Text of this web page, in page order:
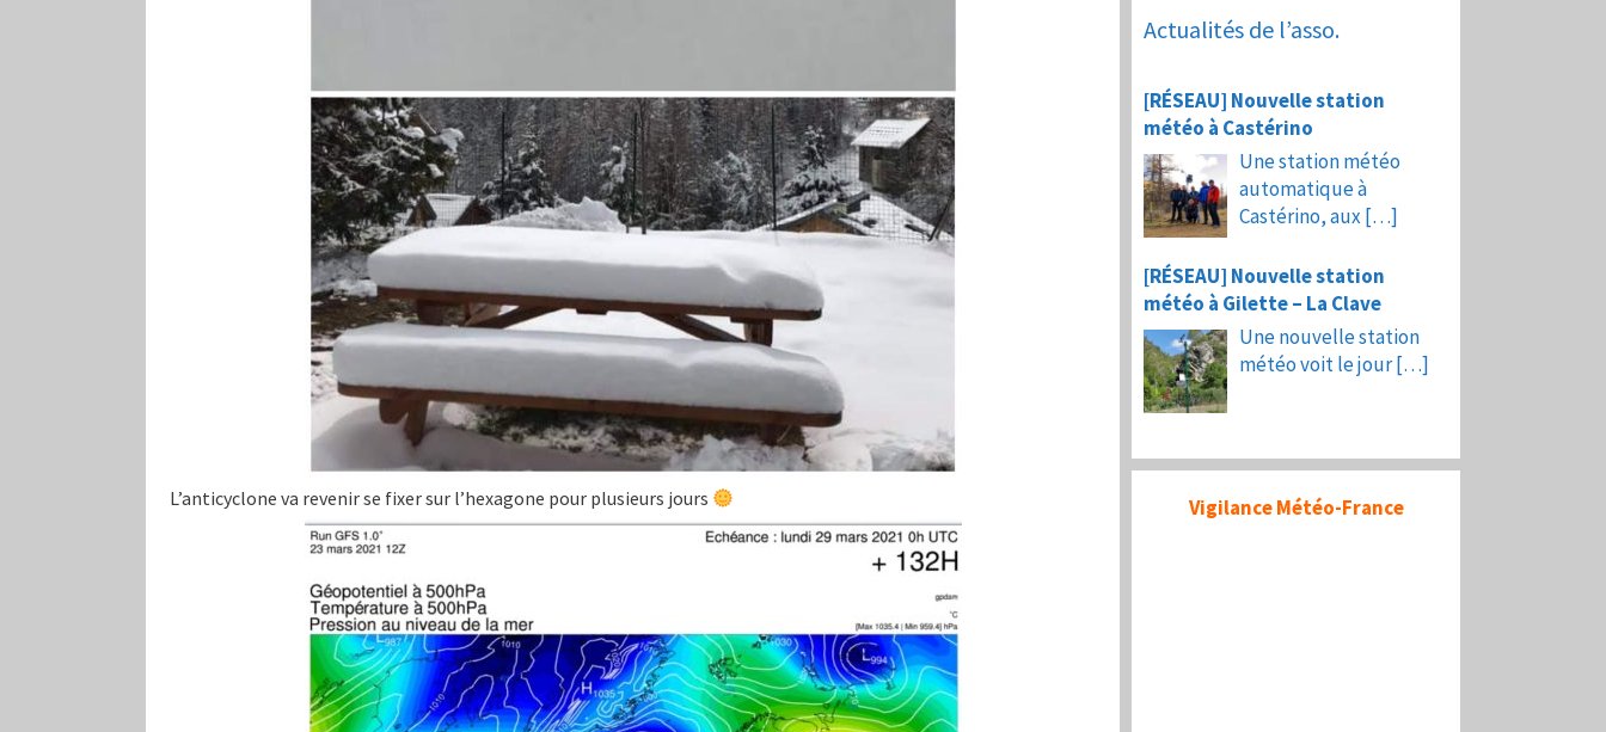
L’anticyclone va revenir se fixer sur l’hexagone pour plusieurs jours
Actualités de l’asso.
[RÉSEAU] Nouvelle station
météo à Castérino
Une station météo
automatique à
Castérino, aux […]
[RÉSEAU] Nouvelle station
météo à Gilette – La Clave
Une nouvelle station
météo voit le jour[…]
Vigilance Météo-France